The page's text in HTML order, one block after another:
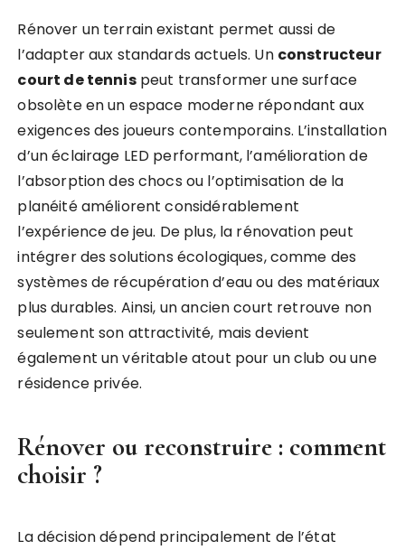
Rénover un terrain existant permet aussi de
l’adapter aux standards actuels. Un constructeur
court de tennispeut transformer une surface
obsolète en un espace moderne répondant aux
exigences des joueurs contemporains. L’installation
d’un éclairage LED performant, l’amélioration de
l’absorption des chocs ou l’optimisation de la
planéité améliorent considérablement
l’expérience de jeu. De plus, la rénovation peut
intégrer des solutions écologiques, comme des
systèmes de récupération d’eau ou des matériaux
plus durables. Ainsi, un ancien court retrouve non
seulement son attractivité, mais devient
également un véritable atout pour un club ou une
résidence privée.
Rénover ou reconstruire : comment
choisir ?
La décision dépend principalement de l’état